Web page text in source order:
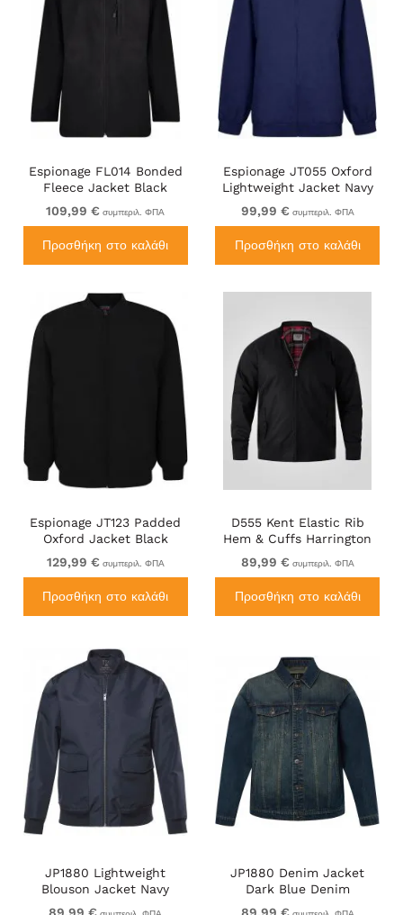
Espionage FL014 Bonded
Fleece Jacket Black
109,99 € συμπεριλ. ΦΠΑ
Προσθήκη στο καλάθι
Espionage JT055 Oxford
Lightweight Jacket Navy
99,99 € συμπεριλ. ΦΠΑ
Προσθήκη στο καλάθι
Espionage JT123 Padded
Oxford Jacket Black
129,99 € συμπεριλ. ΦΠΑ
Προσθήκη στο καλάθι
D555 Kent Elastic Rib
Hem & Cuffs Harrington
Jacket Black
89,99 € συμπεριλ. ΦΠΑ
Προσθήκη στο καλάθι
JP1880 Lightweight
Blouson Jacket Navy
JP1880 Denim Jacket
Dark Blue Denim